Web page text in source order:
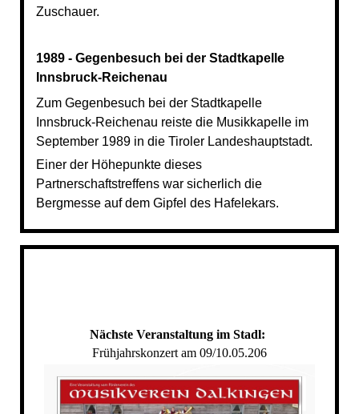
Zuschauer.
1989 - Gegenbesuch bei der Stadtkapelle
Innsbruck-Reichenau
Zum Gegenbesuch bei der Stadtkapelle
Innsbruck-Reichenau reiste die Musikkapelle im
September 1989 in die Tiroler Landeshauptstadt.
Einer der Höhepunkte dieses
Partnerschaftstreffens war sicherlich die
Bergmesse auf dem Gipfel des Hafelekars.
Nächste Veranstaltung im Stadl:
Frühjahrskonzert am 09/10.05.206